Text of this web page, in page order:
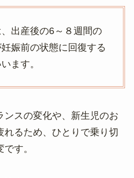
出産後の6～８週間の
娠前の状態に回復する
ます。
ンスの変化や、新生児のお
れるため、ひとりで乗り切
す。